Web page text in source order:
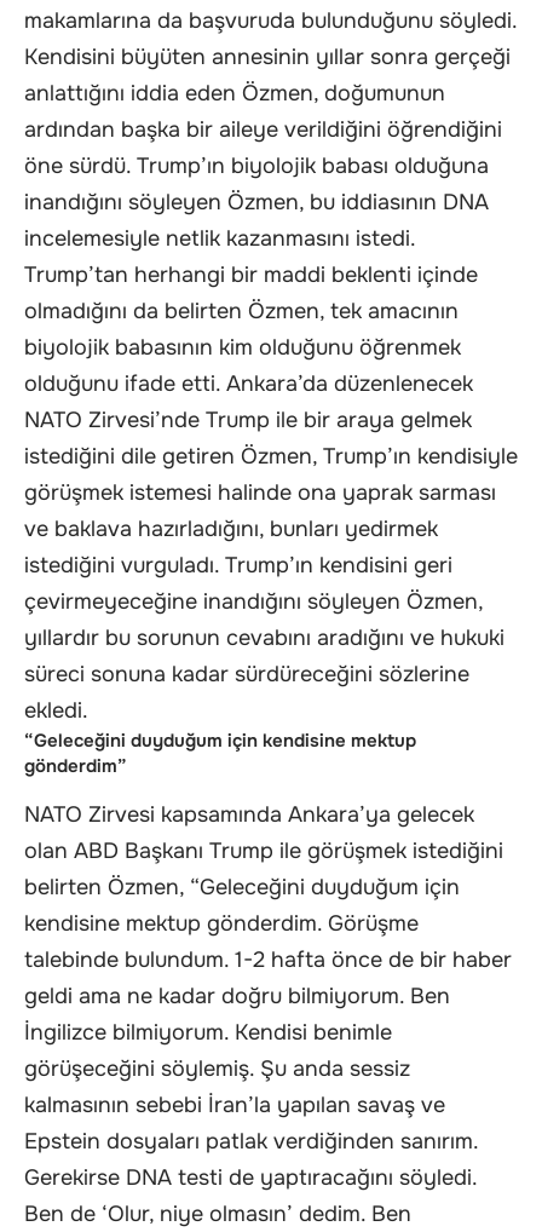
makamlarına da başvuruda bulunduğunu söyledi.
Kendisini büyüten annesinin yıllar sonra gerçeği
anlattığını iddia eden Özmen, doğumunun
ardından başka bir aileye verildiğini öğrendiğini
öne sürdü. Trump’ın biyolojik babası olduğuna
inandığını söyleyen Özmen, bu iddiasının DNA
incelemesiyle netlik kazanmasını istedi.
Trump’tan herhangi bir maddi beklenti içinde
olmadığını da belirten Özmen, tek amacının
biyolojik babasının kim olduğunu öğrenmek
olduğunu ifade etti. Ankara’da düzenlenecek
NATO Zirvesi’nde Trump ile bir araya gelmek
istediğini dile getiren Özmen, Trump’ın kendisiyle
görüşmek istemesi halinde ona yaprak sarması
ve baklava hazırladığını, bunları yedirmek
istediğini vurguladı. Trump’ın kendisini geri
çevirmeyeceğine inandığını söyleyen Özmen,
yıllardır bu sorunun cevabını aradığını ve hukuki
süreci sonuna kadar sürdüreceğini sözlerine
ekledi.
“Geleceğini duyduğum için kendisine mektup
gönderdim”
NATO Zirvesi kapsamında Ankara’ya gelecek
olan ABD Başkanı Trump ile görüşmek istediğini
belirten Özmen, “Geleceğini duyduğum için
kendisine mektup gönderdim. Görüşme
talebinde bulundum. 1-2 hafta önce de bir haber
geldi ama ne kadar doğru bilmiyorum. Ben
İngilizce bilmiyorum. Kendisi benimle
görüşeceğini söylemiş. Şu anda sessiz
kalmasının sebebi İran’la yapılan savaş ve
Epstein dosyaları patlak verdiğinden sanırım.
Gerekirse DNA testi de yaptıracağını söyledi.
Ben de ‘Olur, niye olmasın’ dedim. Ben